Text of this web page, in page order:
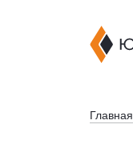
Главная